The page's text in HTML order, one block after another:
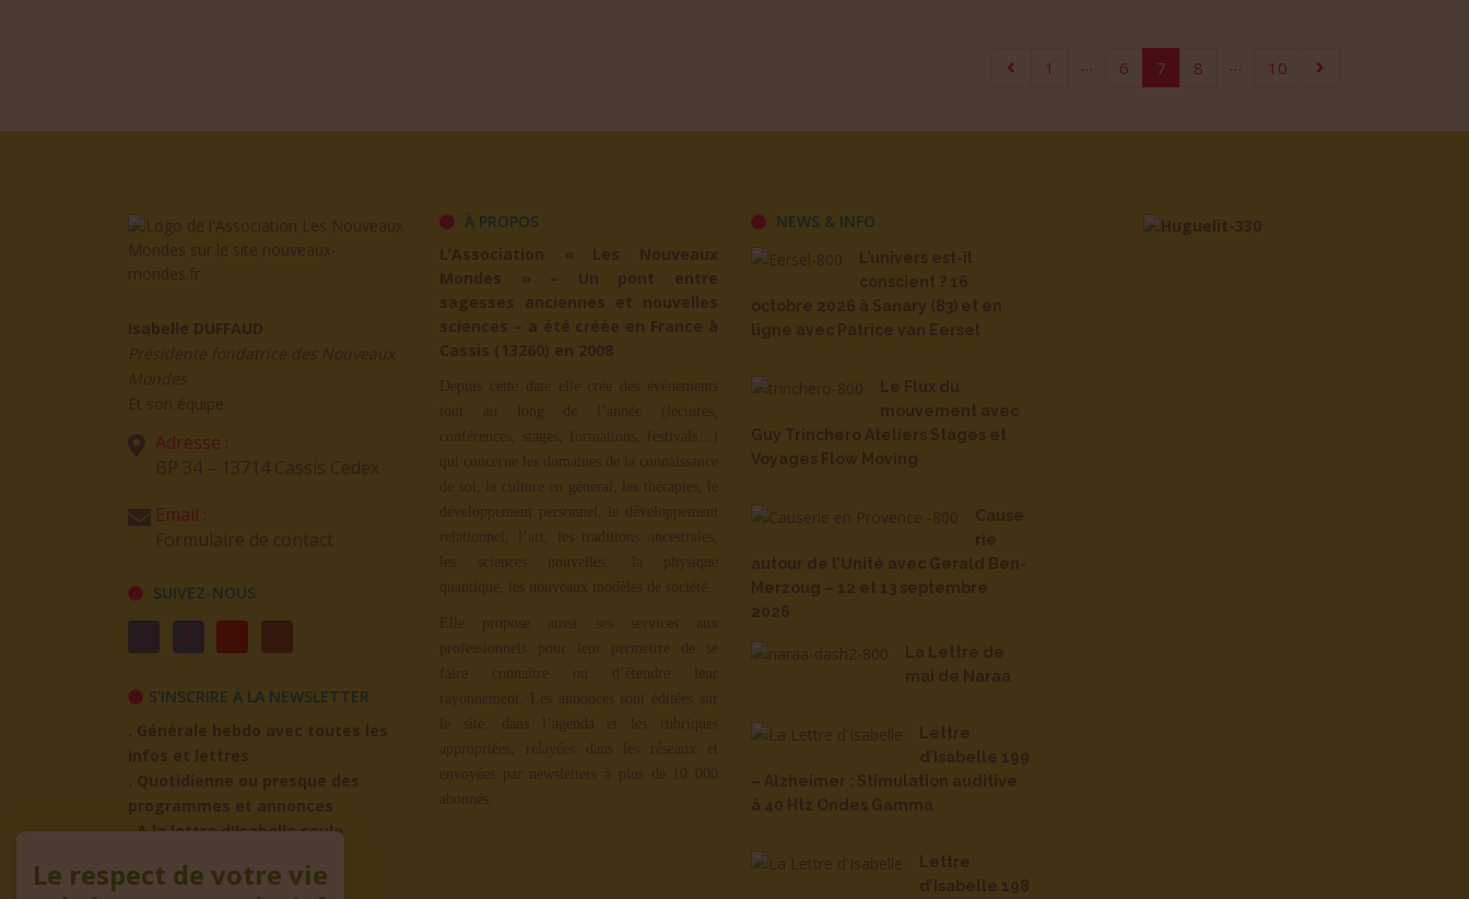
1 … 6 7 8 … 10
Adresse :
Email :
SUIVEZ-NOUS
S'INSCRIRE À LA NEWSLETTER
. A la lettre d'Isabelle seule
ADHÉREZ À L'ASSO
À PROPOS
NEWS & INFO
Le respect de votre vie